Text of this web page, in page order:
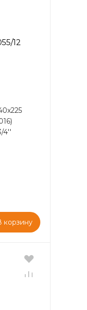
12
4''
корзину